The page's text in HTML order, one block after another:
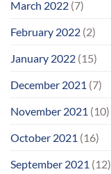
March 2022 (7)
February 2022 (2)
January 2022 (15)
December 2021 (7)
November 2021 (10)
October 2021 (16)
September 2021 (12)